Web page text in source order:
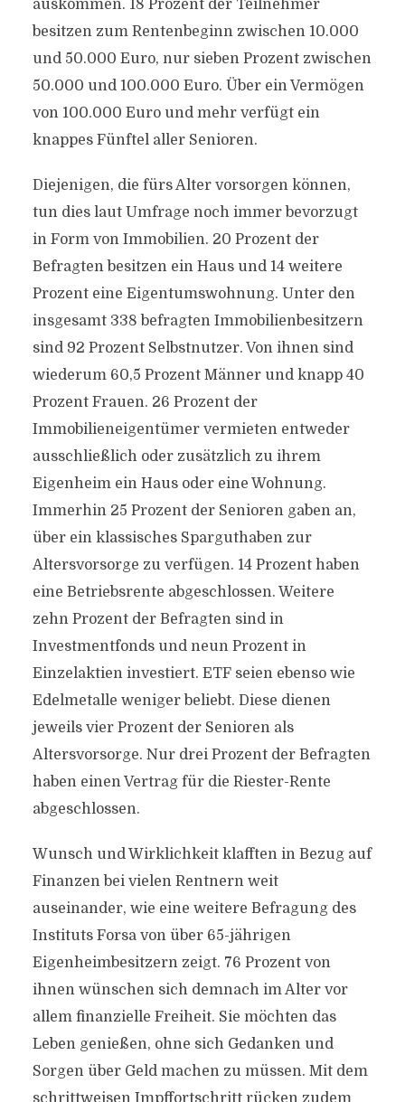
auskommen. 18 Prozent der Teilnehmer
besitzen zum Rentenbeginn zwischen 10.000
und 50.000 Euro, nur sieben Prozent zwischen
50.000 und 100.000 Euro. Über ein Vermögen
von 100.000 Euro und mehr verfügt ein
knappes Fünftel aller Senioren.
Diejenigen, die fürs Alter vorsorgen können,
tun dies laut Umfrage noch immer bevorzugt
in Form von Immobilien. 20 Prozent der
Befragten besitzen ein Haus und 14 weitere
Prozent eine Eigentumswohnung. Unter den
insgesamt 338 befragten Immobilienbesitzern
sind 92 Prozent Selbstnutzer. Von ihnen sind
wiederum 60,5 Prozent Männer und knapp 40
Prozent Frauen. 26 Prozent der
Immobilieneigentümer vermieten entweder
ausschließlich oder zusätzlich zu ihrem
Eigenheim ein Haus oder eine Wohnung.
Immerhin 25 Prozent der Senioren gaben an,
über ein klassisches Sparguthaben zur
Altersvorsorge zu verfügen. 14 Prozent haben
eine Betriebsrente abgeschlossen. Weitere
zehn Prozent der Befragten sind in
Investmentfonds und neun Prozent in
Einzelaktien investiert. ETF seien ebenso wie
Edelmetalle weniger beliebt. Diese dienen
jeweils vier Prozent der Senioren als
Altersvorsorge. Nur drei Prozent der Befragten
haben einen Vertrag für die Riester-Rente
abgeschlossen.
Wunsch und Wirklichkeit klafften in Bezug auf
Finanzen bei vielen Rentnern weit
auseinander, wie eine weitere Befragung des
Instituts Forsa von über 65-jährigen
Eigenheimbesitzern zeigt. 76 Prozent von
ihnen wünschen sich demnach im Alter vor
allem finanzielle Freiheit. Sie möchten das
Leben genießen, ohne sich Gedanken und
Sorgen über Geld machen zu müssen. Mit dem
schrittweisen Impffortschritt rücken zudem